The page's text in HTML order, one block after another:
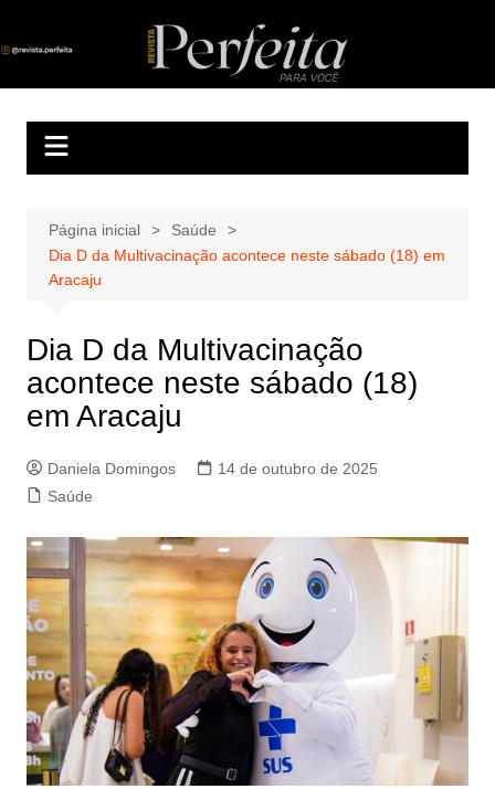
Revista Perfeita
A melhor revista eletrônica do interior de Sergipe
Página inicial
Saúde
Dia D da Multivacinação acontece neste sábado (18) em
Aracaju
Dia D da Multivacinação
acontece neste sábado (18)
em Aracaju
Daniela Domingos
14 de outubro de 2025
Saúde